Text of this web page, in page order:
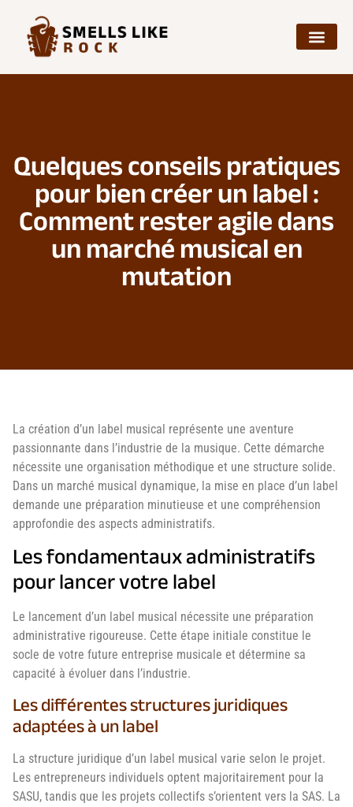
Quelques conseils pratiques
pour bien créer un label :
Comment rester agile dans
un marché musical en
mutation
La création d’un label musical représente une aventure
passionnante dans l’industrie de la musique. Cette démarche
nécessite une organisation méthodique et une structure solide.
Dans un marché musical dynamique, la mise en place d’un label
demande une préparation minutieuse et une compréhension
approfondie des aspects administratifs.
Les fondamentaux administratifs
pour lancer votre label
Le lancement d’un label musical nécessite une préparation
administrative rigoureuse. Cette étape initiale constitue le
socle de votre future entreprise musicale et détermine sa
capacité à évoluer dans l’industrie.
Les différentes structures juridiques
adaptées à un label
La structure juridique d’un label musical varie selon le projet.
Les entrepreneurs individuels optent majoritairement pour la
SASU, tandis que les projets collectifs s’orientent vers la SAS. La